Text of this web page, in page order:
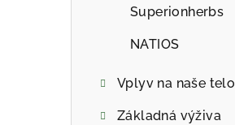
Superionherbs
NATIOS
Vplyv na naše telo
Základná výživa